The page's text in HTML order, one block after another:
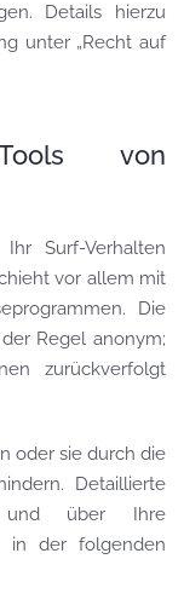
Details hierzu
unter „Recht auf
von
Surf-Verhalten
vor allem mit
Die
Regel anonym;
zurückverfolgt
oder sie durch die
Detaillierte
und über Ihre
in der folgenden